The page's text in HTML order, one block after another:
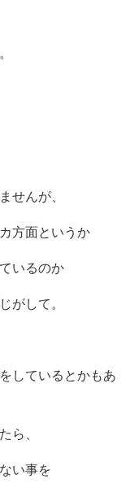
せんが、
方面というか
いるのか
がして。
しているとかもあ
ら、
い事を